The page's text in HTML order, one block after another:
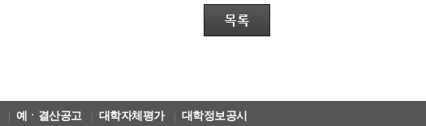
예ㆍ결산공고 대학자체평가 대학정보공시